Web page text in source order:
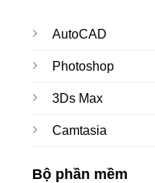
AutoCAD
Photoshop
3Ds Max
Camtasia
Bộ phần mềm